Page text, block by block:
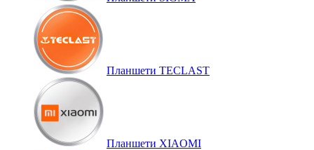
Планшети TECLAST
Планшети XIAOMI